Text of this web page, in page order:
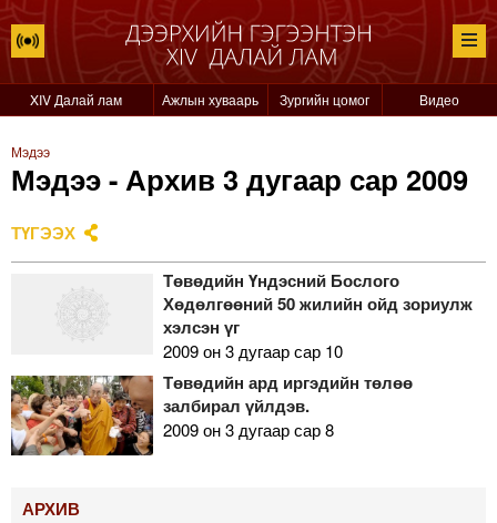
XIV Далай лам Ажлын хуваарь Зургийн цомог Видео
Мэдээ
Мэдээ - Архив 3 дугаар сар 2009
ТҮГЭЭХ
Төвөдийн Үндэсний Бослого
Хөдөлгөөний 50 жилийн ойд зориулж
хэлсэн үг
2009 он 3 дугаар сар 10
Төвөдийн ард иргэдийн төлөө
залбирал үйлдэв.
2009 он 3 дугаар сар 8
АРХИВ